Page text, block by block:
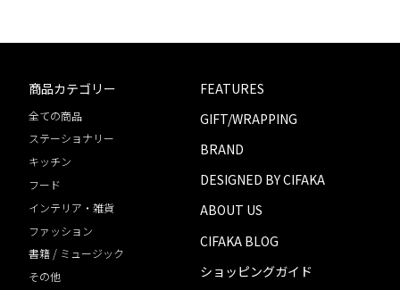
商品カテゴリー
全ての商品
ステーショナリー
キッチン
フード
インテリア・雑貨
ファッション
書籍 / ミュージック
その他
FEATURES
GIFT/WRAPPING
BRAND
DESIGNED BY CIFAKA
ABOUT US
CIFAKA BLOG
ショッピングガイド